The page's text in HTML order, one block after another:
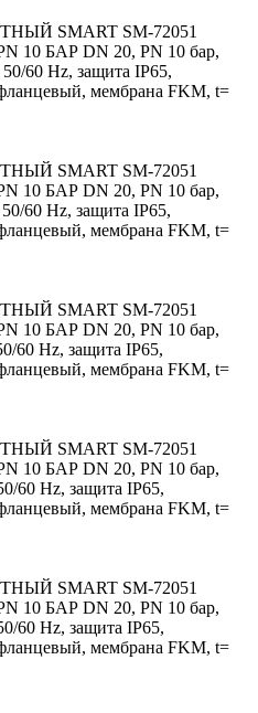
SMART SM-72051
БАР DN 20, PN 10 бар,
60 Hz, защита IP65,
мембрана FKM, t=
SMART SM-72051
БАР DN 20, PN 10 бар,
60 Hz, защита IP65,
мембрана FKM, t=
SMART SM-72051
БАР DN 20, PN 10 бар,
60 Hz, защита IP65,
мембрана FKM, t=
SMART SM-72051
БАР DN 20, PN 10 бар,
60 Hz, защита IP65,
мембрана FKM, t=
SMART SM-72051
БАР DN 20, PN 10 бар,
60 Hz, защита IP65,
мембрана FKM, t=